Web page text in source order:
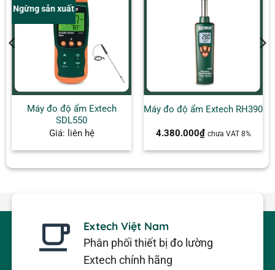
Ngừng sản xuất
Máy đo độ ẩm Extech
SDL550
Giá: liên hệ
Máy đo độ ẩm Extech RH390
4.380.000₫ chưa VAT 8%
Extech Việt Nam
Phân phối thiết bị đo lường
Extech chính hãng